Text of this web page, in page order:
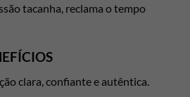
tacanha, reclama o tempo
clara, confiante e autêntica.